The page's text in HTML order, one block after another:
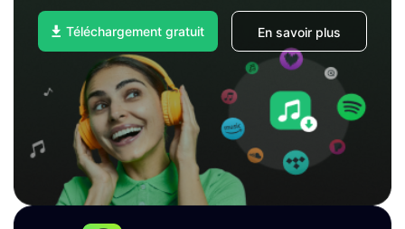
Téléchargement gratuit En savoir plus